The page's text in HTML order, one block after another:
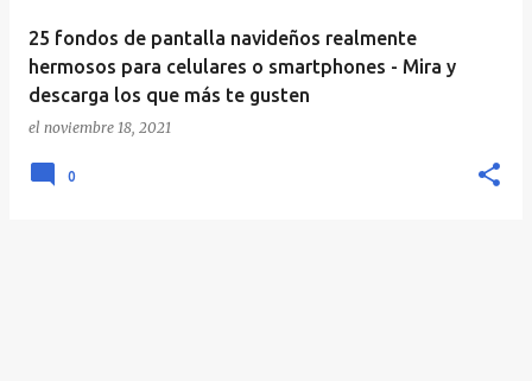
25 fondos de pantalla navideños realmente
hermosos para celulares o smartphones - Mira y
descarga los que más te gusten
el noviembre 18, 2021
0